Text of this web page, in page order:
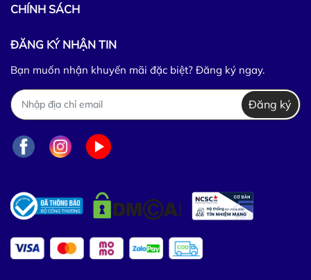
CHÍNH SÁCH
ĐĂNG KÝ NHẬN TIN
Bạn muốn nhận khuyến mãi đặc biệt? Đăng ký ngay.
Đăng ký